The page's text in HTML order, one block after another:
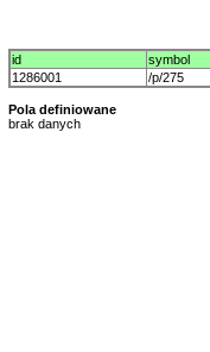
id symbol
1286001
/p/275
Pola definiowane
brak danych